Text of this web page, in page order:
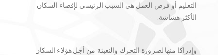
التعليم أو فرص العمل هي السبب الرئيسي لإقصاء السكان
الأكثر هشاشة.
وإدراكا منها لضرورة التحرك والتعبئة من أجل هؤلاء السكان